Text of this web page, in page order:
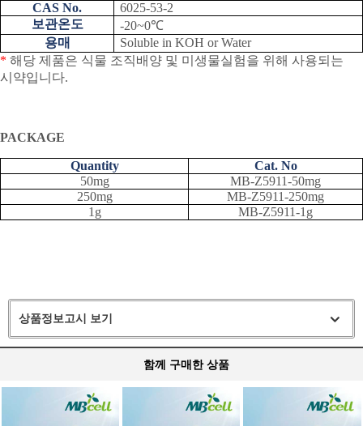
CAS No.
6025-53-2
보관온도
-20~0℃
용매
Soluble in KOH or Water
* 해당 제품은 식물 조직배양 및 미생물실험을 위해 사용되는
시약입니다.
PACKAGE
Quantity
Cat. No
50mg
MB-Z5911-50mg
250mg
MB-Z5911-250mg
1g
MB-Z5911-1g
상품정보고시 보기
함께 구매한 상품